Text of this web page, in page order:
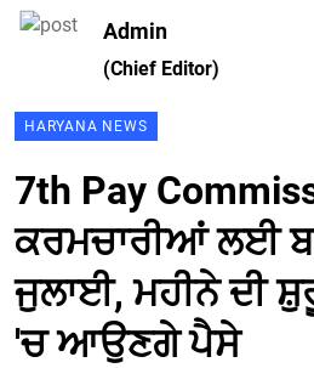
Admin
(Chief Editor)
HARYANA NEWS
7th Pay
ਕਰਮਚਾਰੀਆਂ ਲਈ
ਜੁਲਾਈ, ਮਹੀਨੇ ਦੀ
'ਚ ਆਉਣਗੇ ਪੈਸੇ